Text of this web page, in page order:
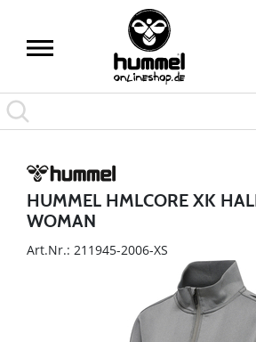
HUMMEL HMLCORE XK
WOMAN
Art.Nr.: 211945-2006-XS